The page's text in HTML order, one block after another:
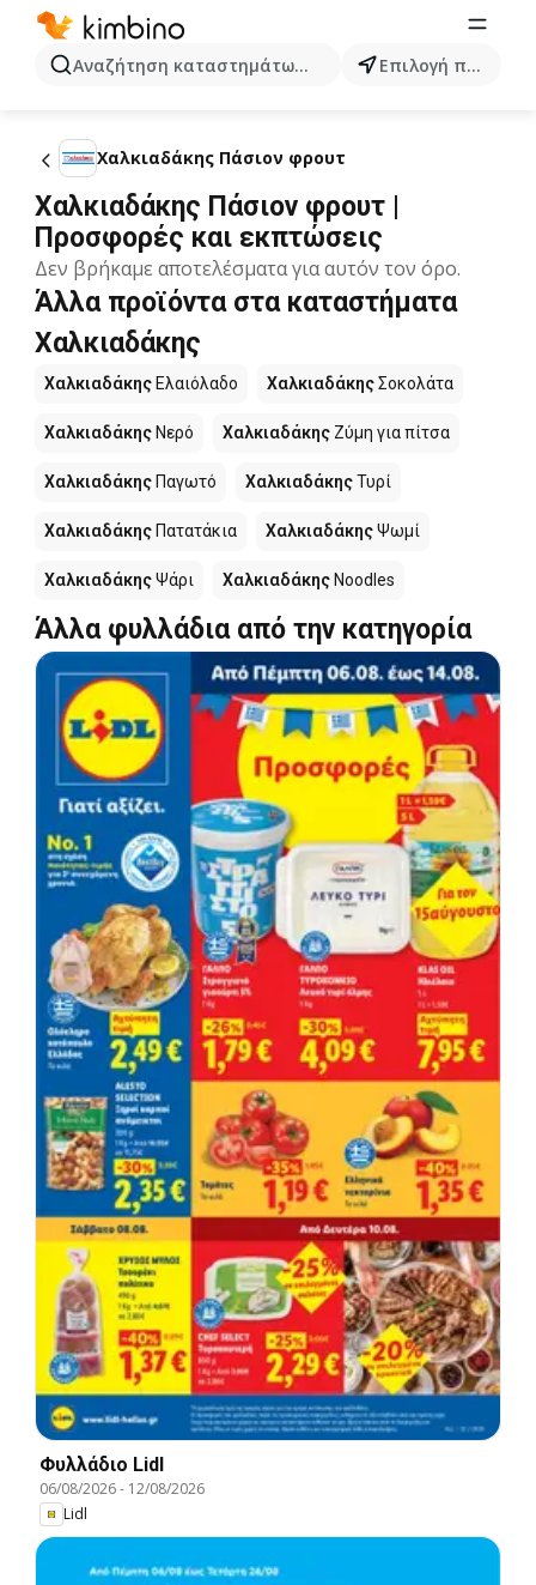
Αναζήτηση καταστημάτων, κατηγοριών, προϊόντων...
Επιλογή πόλης
Χαλκιαδάκης Πάσιον φρουτ
Χαλκιαδάκης Πάσιον φρουτ |
Προσφορές και εκπτώσεις
Δεν βρήκαμε αποτελέσματα για αυτόν τον όρο.
Άλλα προϊόντα στα καταστήματα
Χαλκιαδάκης
Χαλκιαδάκης Ελαιόλαδο ΧαλκιαδάκηςΣοκολάτα
Χαλκιαδάκης Νερό Χαλκιαδάκης Ζύμη για πίτσα
Χαλκιαδάκης Παγωτό ΧαλκιαδάκηςΤυρί
Χαλκιαδάκης Πατατάκια ΧαλκιαδάκηςΨωμί
ΧαλκιαδάκηςΨάρι Χαλκιαδάκης Noodles
Άλλα φυλλάδια από την κατηγορία
Φυλλάδιο Lidl
06/08/2026- 12/08/2026
Lidl